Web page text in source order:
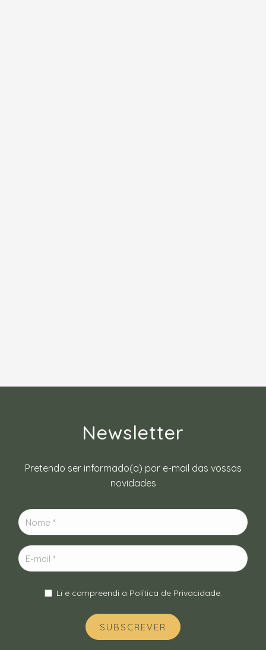
Newsletter
Pretendo ser informado(a) por e-mail das vossas
novidades
Li e compreendi a Política de Privacidade.
SUBSCREVER